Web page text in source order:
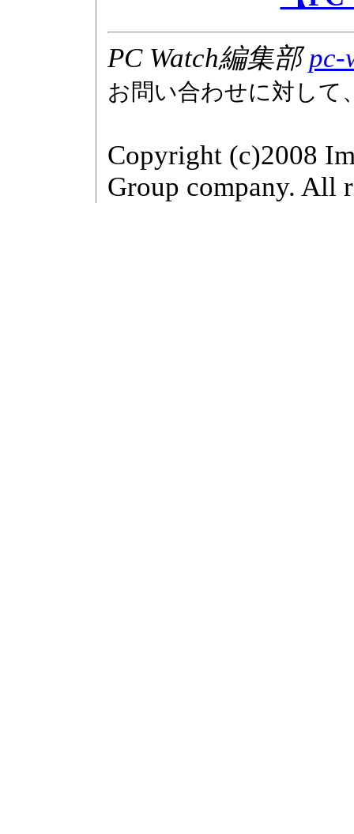
PC Watch編集部pc-
お問い合わせに対して
Copyright (c)2008
Group company. All